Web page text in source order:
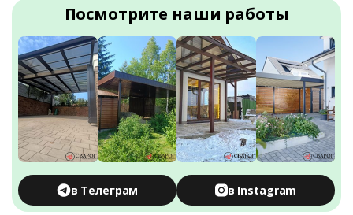
Посмотрите наши работы
в Телеграм в Instagram